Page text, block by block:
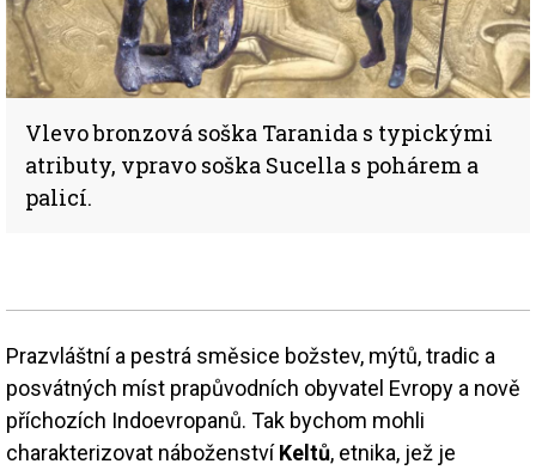
Vlevo bronzová soška Taranida s typickými
atributy, vpravo soška Sucella s pohárem a
palicí.
Prazvláštní a pestrá směsice božstev, mýtů, tradic a
posvátných míst prapůvodních obyvatel Evropy a nově
příchozích Indoevropanů. Tak bychom mohli
charakterizovat náboženstvíKeltů, etnika, jež je